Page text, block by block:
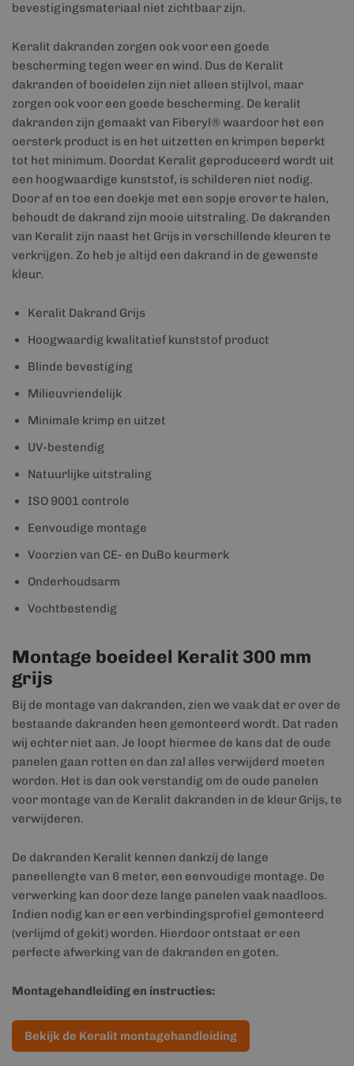
bevestigingsmateriaal niet zichtbaar zijn.
Keralit dakranden zorgen ook voor een goede
bescherming tegen weer en wind. Dus de Keralit
dakranden of boeidelen zijn niet alleen stijlvol, maar
zorgen ook voor een goede bescherming. De keralit
dakranden zijn gemaakt van Fiberyl® waardoor het een
oersterk product is en het uitzetten en krimpen beperkt
tot het minimum. Doordat Keralit geproduceerd wordt uit
een hoogwaardige kunststof, is schilderen niet nodig.
Door af en toe een doekje met een sopje erover te halen,
behoudt de dakrand zijn mooie uitstraling. De dakranden
van Keralit zijn naast het Grijs in verschillende kleuren te
verkrijgen. Zo heb je altijd een dakrand in de gewenste
kleur.
Keralit Dakrand Grijs
Hoogwaardig kwalitatief kunststof product
Blinde bevestiging
Milieuvriendelijk
Minimale krimp en uitzet
UV-bestendig
Natuurlijke uitstraling
ISO 9001 controle
Eenvoudige montage
Voorzien van CE- en DuBo keurmerk
Onderhoudsarm
Vochtbestendig
Montage boeideel Keralit 300 mm
grijs
Bij de montage van dakranden, zien we vaak dat er over de
bestaande dakranden heen gemonteerd wordt. Dat raden
wij echter niet aan. Je loopt hiermee de kans dat de oude
panelen gaan rotten en dan zal alles verwijderd moeten
worden. Het is dan ook verstandig om de oude panelen
voor montage van de Keralit dakranden in de kleur Grijs, te
verwijderen.
De dakranden Keralit kennen dankzij de lange
paneellengte van 6 meter, een eenvoudige montage. De
verwerking kan door deze lange panelen vaak naadloos.
Indien nodig kan er een verbindingsprofiel gemonteerd
(verlijmd of gekit) worden. Hierdoor ontstaat er een
perfecte afwerking van de dakranden en goten.
Montagehandleiding en instructies:
Bekijk de Keralit montagehandleiding